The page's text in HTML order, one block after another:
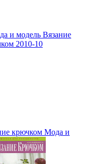
и модель Вязание
2010-10
крючком Мода и